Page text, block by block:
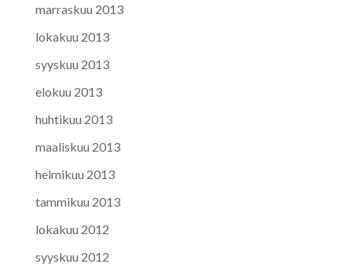
marraskuu 2013
lokakuu 2013
syyskuu 2013
elokuu 2013
huhtikuu 2013
maaliskuu 2013
helmikuu 2013
tammikuu 2013
lokakuu 2012
syyskuu 2012